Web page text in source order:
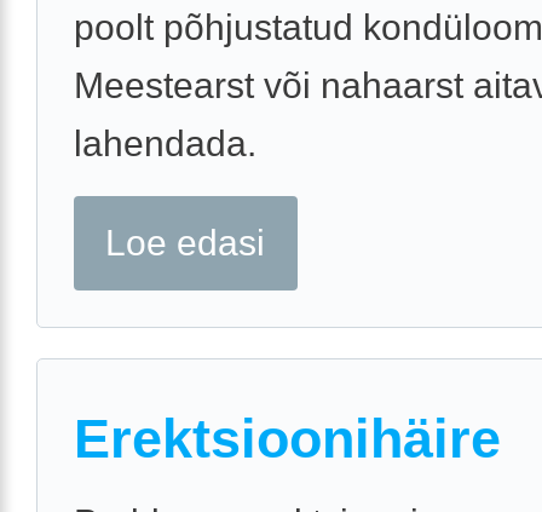
poolt põhjustatud
Meestearst või nahaarst
lahendada.
Loe edasi
Erektsioonihäire